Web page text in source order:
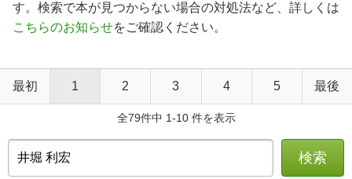
す。検索で本が見つからない場合の対処法など、詳しくは
こちらのお知らせをご確認ください。
最初 1 2 3 4 5 最後
全79件中 1-10 件を表示
検索